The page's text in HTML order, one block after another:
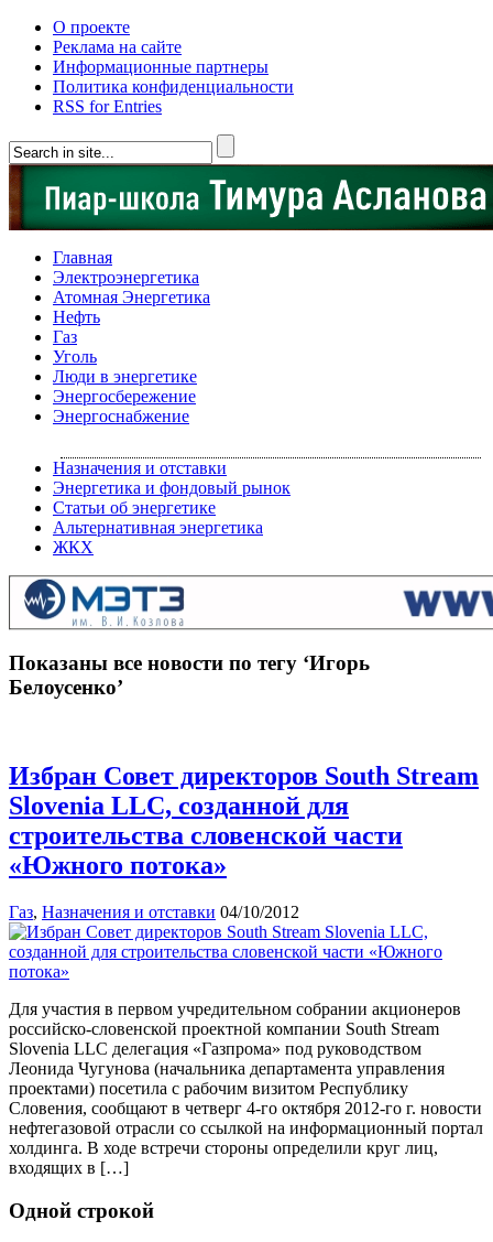
О проекте
Реклама на сайте
Информационные партнеры
Политика конфиденциальности
RSS for Entries
Главная
Электроэнергетика
Атомная Энергетика
Нефть
Газ
Уголь
Люди в энергетике
Энергосбережение
Энергоснабжение
Назначения и отставки
Энергетика и фондовый рынок
Статьи об энергетике
Альтернативная энергетика
ЖКХ
Показаны все новости по тегу ‘Игорь
Белоусенко’
Избран Совет директоров South Stream
Slovenia LLC, созданной для
строительства словенской части
«Южного потока»
Газ, Назначения и отставки 04/10/2012
Для участия в первом учредительном собрании акционеров
российско-словенской проектной компании South Stream
Slovenia LLC делегация «Газпрома» под руководством
Леонида Чугунова (начальника департамента управления
проектами) посетила с рабочим визитом Республику
Словения, сообщают в четверг 4-го октября 2012-го г. новости
нефтегазовой отрасли со ссылкой на информационный портал
холдинга. В ходе встречи стороны определили круг лиц,
входящих в […]
Одной строкой